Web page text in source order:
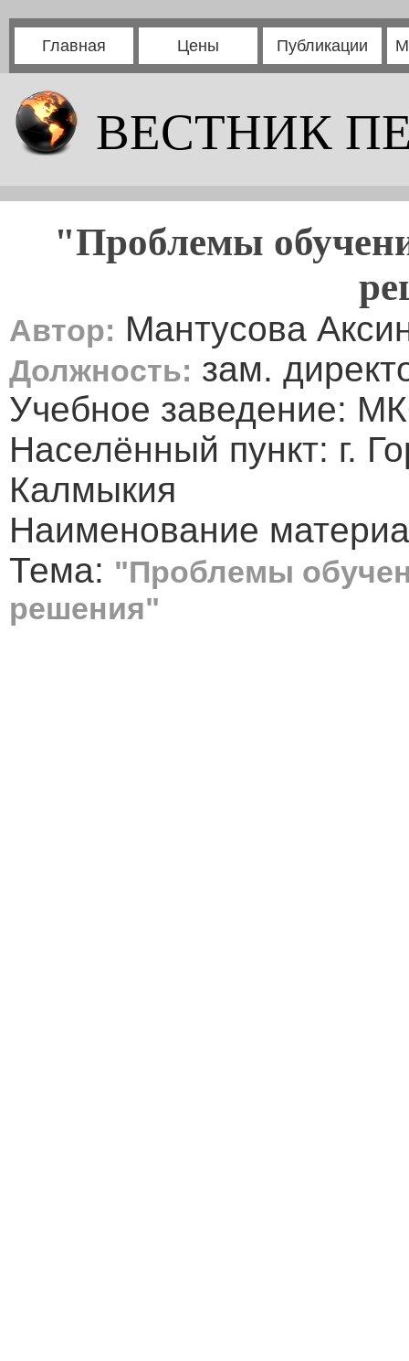
Главная Цены Публикации
ВЕСТНИК
"Проблемы
Автор: Мантусова
Должность: зам.
Учебное заведение:
Населённый пункт: г.
Калмыкия
Наименование
Тема: "Проблемы
решения"